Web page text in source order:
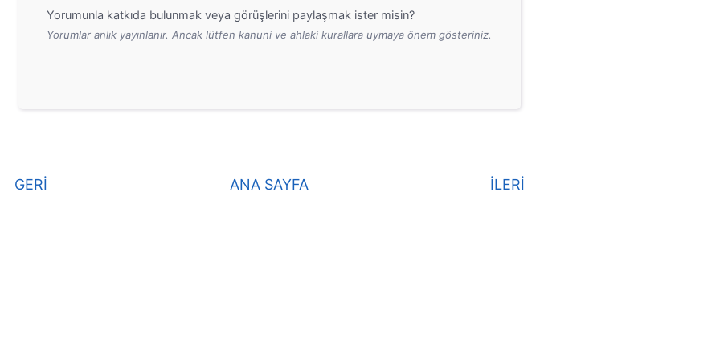
Yorumunla katkıda bulunmak veya görüşlerini paylaşmak ister misin?
Yorumlar anlık yayınlanır. Ancak lütfen kanuni ve ahlaki kurallara uymaya önem gösteriniz.
GERİ İLERİ
ANA SAYFA